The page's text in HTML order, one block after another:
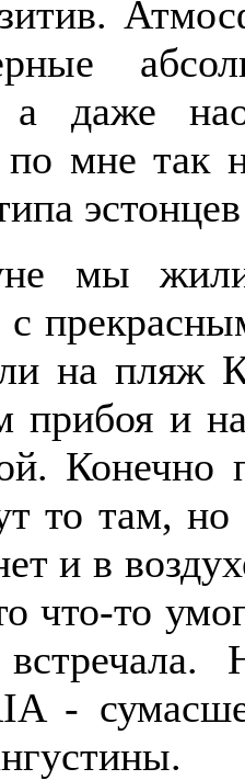
а даже
мне так
мы
с
на пляж
и
Конечно
то там, но
и в
что-то
-